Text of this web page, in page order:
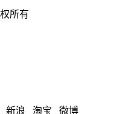
所有
新浪 淘宝 微博